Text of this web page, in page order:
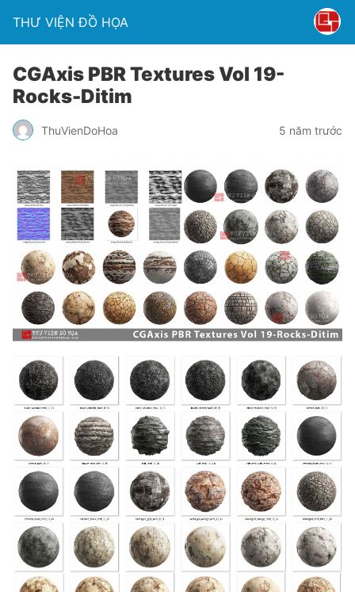
THƯ VIỆN ĐỒ HỌA
CGAxis PBR Textures Vol 19-
Rocks-Ditim
ThuVienDoHoa 5 năm trước